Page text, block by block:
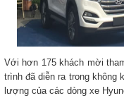
Với hơn 175 khách mời
trình đã diễn ra trong không
lượng của các dòng xe